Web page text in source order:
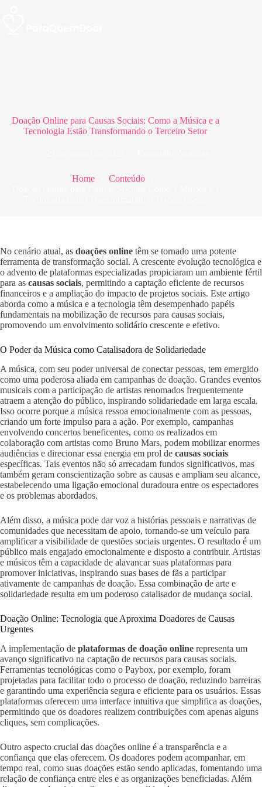
Doação Online para Causas Sociais: Como a Música e a
Tecnologia Estão Transformando o Terceiro Setor
Home
Conteúdo
No cenário atual, as doações online têm se tornado uma potente
ferramenta de transformação social. A crescente evolução tecnológica e
o advento de plataformas especializadas propiciaram um ambiente fértil
para as causas sociais, permitindo a captação eficiente de recursos
financeiros e a ampliação do impacto de projetos sociais. Este artigo
aborda como a música e a tecnologia têm desempenhado papéis
fundamentais na mobilização de recursos para causas sociais,
promovendo um envolvimento solidário crescente e efetivo.
O Poder da Música como Catalisadora de Solidariedade
A música, com seu poder universal de conectar pessoas, tem emergido
como uma poderosa aliada em campanhas de doação. Grandes eventos
musicais com a participação de artistas renomados frequentemente
atraem a atenção do público, inspirando solidariedade em larga escala.
Isso ocorre porque a música ressoa emocionalmente com as pessoas,
criando um forte impulso para a ação. Por exemplo, campanhas
envolvendo concertos beneficentes, como os realizados em
colaboração com artistas como Bruno Mars, podem mobilizar enormes
audiências e direcionar essa energia em prol de causas sociais
específicas. Tais eventos não só arrecadam fundos significativos, mas
também geram conscientização sobre as causas e ampliam seu alcance,
estabelecendo uma ligação emocional duradoura entre os espectadores
e os problemas abordados.
Além disso, a música pode dar voz a histórias pessoais e narrativas de
comunidades que necessitam de apoio, tornando-se um veículo para
amplificar a visibilidade de questões sociais urgentes. O resultado é um
público mais engajado emocionalmente e disposto a contribuir. Artistas
e músicos têm a capacidade de alavancar suas plataformas para
promover iniciativas, inspirando suas bases de fãs a participar
ativamente de campanhas de doação. Essa combinação de arte e
solidariedade resulta em um poderoso catalisador de mudança social.
Doação Online: Tecnologia que Aproxima Doadores de Causas
Urgentes
A implementação de plataformas de doação online representa um
avanço significativo na captação de recursos para causas sociais.
Ferramentas tecnológicas como o Paybox, por exemplo, foram
projetadas para facilitar todo o processo de doação, reduzindo barreiras
e garantindo uma experiência segura e eficiente para os usuários. Essas
plataformas oferecem uma interface intuitiva que simplifica as doações,
permitindo que os doadores realizem contribuições com apenas alguns
cliques, sem complicações.
Outro aspecto crucial das doações online é a transparência e a
confiança que elas oferecem. Os doadores podem acompanhar, em
tempo real, como suas doações estão sendo aplicadas, fomentando uma
relação de confiança entre eles e as organizações beneficiadas. Além